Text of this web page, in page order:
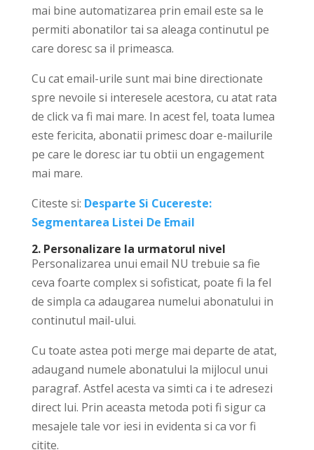
mai bine automatizarea prin email este sa le
permiti abonatilor tai sa aleaga continutul pe
care doresc sa il primeasca.
Cu cat email-urile sunt mai bine directionate
spre nevoile si interesele acestora, cu atat rata
de click va fi mai mare. In acest fel, toata lumea
este fericita, abonatii primesc doar e-mailurile
pe care le doresc iar tu obtii un engagement
mai mare.
Citeste si: Desparte Si Cucereste:
Segmentarea Listei De Email
2. Personalizare la urmatorul nivel
Personalizarea unui email NU trebuie sa fie
ceva foarte complex si sofisticat, poate fi la fel
de simpla ca adaugarea numelui abonatului in
continutul mail-ului.
Cu toate astea poti merge mai departe de atat,
adaugand numele abonatului la mijlocul unui
paragraf. Astfel acesta va simti ca i te adresezi
direct lui. Prin aceasta metoda poti fi sigur ca
mesajele tale vor iesi in evidenta si ca vor fi
citite.